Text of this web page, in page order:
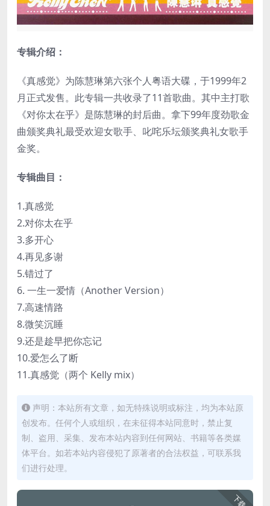
专辑介绍：
《真感觉》为陈慧琳第六张个人粤语大碟，于1999年2
月正式发售。此专辑一共收录了11首歌曲。其中主打歌
《对你太在乎》是陈慧琳的封后曲。拿下99年度劲歌金
曲颁奖典礼最受欢迎女歌手、叱咤乐坛颁奖典礼女歌手
金奖。
专辑曲目：
1.真感觉
2.对你太在乎
3.多开心
4.再见多谢
5.错过了
6. 一生一爱情（Another Version）
7.高速情路
8.微笑沉睡
9.还是趁早把你忘记
10.爱怎么了断
11.真感觉（两个 Kelly mix）
声明：本站所有文章，如无特殊说明或标注，均为本站原
创发布。任何个人或组织，在未征得本站同意时，禁止复
制、盗用、采集、发布本站内容到任何网站、书籍等各类媒
体平台。如若本站内容侵犯了原著者的合法权益，可联系我
们进行处理。
下载